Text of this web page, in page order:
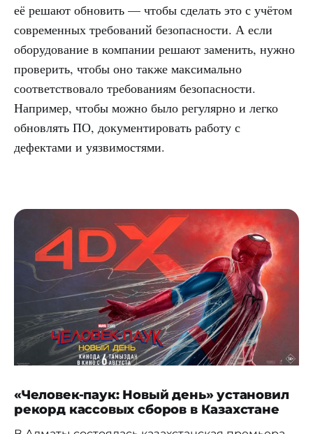
её решают обновить — чтобы сделать это с учётом
современных требований безопасности. А если
оборудование в компании решают заменить, нужно
проверить, чтобы оно также максимально
соответствовало требованиям безопасности.
Например, чтобы можно было регулярно и легко
обновлять ПО, документировать работу с
дефектами и уязвимостями.
«Человек-паук: Новый день» установил
рекорд кассовых сборов в Казахстане